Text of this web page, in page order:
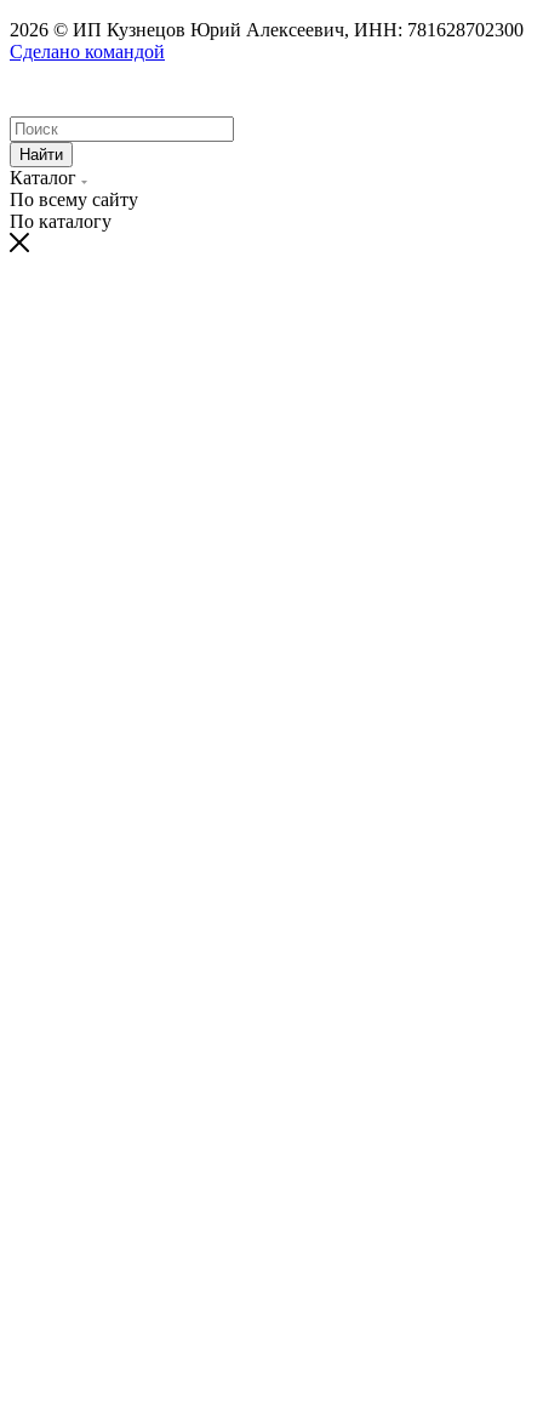
2026 © ИП Кузнецов Юрий Алексеевич, ИНН: 781628702300
Сделано командой
Найти
Каталог
По всему сайту
По каталогу